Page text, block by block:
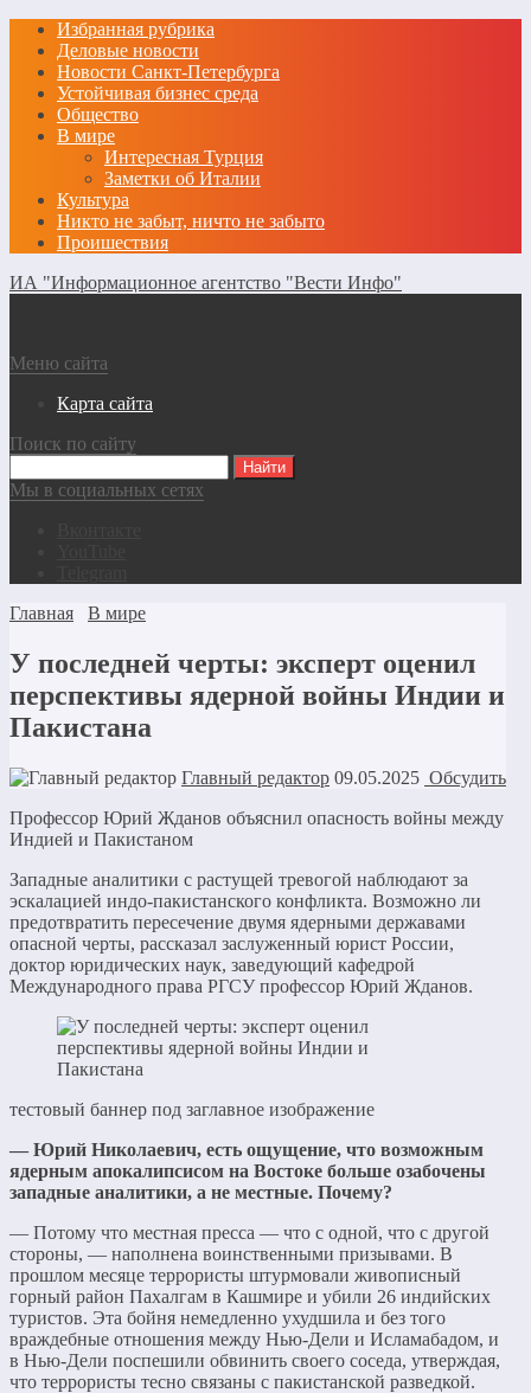
Избранная рубрика
Деловые новости
Новости Санкт-Петербурга
Устойчивая бизнес среда
Общество
В мире
Интересная Турция
Заметки об Италии
Культура
Никто не забыт, ничто не забыто
Проишествия
ИА "Информационное агентство "Вести Инфо"
Меню сайта
Карта сайта
Поиск по сайту
Мы в социальных сетях
Главная
В мире
У последней черты: эксперт оценил
перспективы ядерной войны Индии и
Пакистана
Главный редактор 09.05.2025 Обсудить
Профессор Юрий Жданов объяснил опасность войны между
Индией и Пакистаном
Западные аналитики с растущей тревогой наблюдают за
эскалацией индо-пакистанского конфликта. Возможно ли
предотвратить пересечение двумя ядерными державами
опасной черты, рассказал заслуженный юрист России,
доктор юридических наук, заведующий кафедрой
Международного права РГСУ профессор Юрий Жданов.
тестовый баннер под заглавное изображение
— Юрий Николаевич, есть ощущение, что возможным
ядерным апокалипсисом на Востоке больше озабочены
западные аналитики, а не местные. Почему?
— Потому что местная пресса — что с одной, что с другой
стороны, — наполнена воинственными призывами. В
прошлом месяце террористы штурмовали живописный
горный район Пахалгам в Кашмире и убили 26 индийских
туристов. Эта бойня немедленно ухудшила и без того
враждебные отношения между Нью-Дели и Исламабадом, и
в Нью-Дели поспешили обвинить своего соседа, утверждая,
что террористы тесно связаны с пакистанской разведкой.